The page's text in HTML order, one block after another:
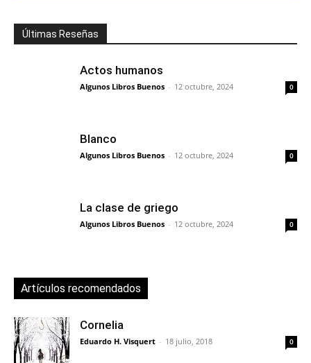
Últimas Reseñas
Actos humanos
Algunos Libros Buenos - 12 octubre, 2024 0
Blanco
Algunos Libros Buenos - 12 octubre, 2024 0
La clase de griego
Algunos Libros Buenos - 12 octubre, 2024 0
Artículos recomendados
Cornelia
Eduardo H. Visquert - 18 julio, 2018 0